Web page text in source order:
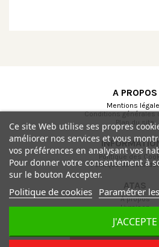
A PROPOS
Mentions
Conditions générales
Plan du site
Politique des
Politique de
ATAS
A propos
Livraison
Contactez-nous
Ce site Web utilise ses propres
améliorer nos services et vous
vos préférences en analysant vos
Pour donner votre consentement à
sur le bouton Accepter.
Politique de cookies Paramétrer
J'ACCEPTE